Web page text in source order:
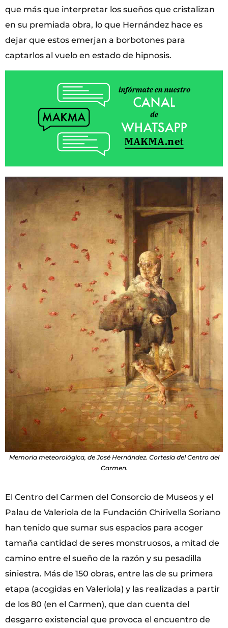
que más que interpretar los sueños que cristalizan
en su premiada obra, lo que Hernández hace es
dejar que estos emerjan a borbotones para
captarlos al vuelo en estado de hipnosis.
Memoria meteorológica, de José Hernández. Cortesía del Centro del
Carmen.
El Centro del Carmen del Consorcio de Museos y el
Palau de Valeriola de la Fundación Chirivella Soriano
han tenido que sumar sus espacios para acoger
tamaña cantidad de seres monstruosos, a mitad de
camino entre el sueño de la razón y su pesadilla
siniestra. Más de 150 obras, entre las de su primera
etapa (acogidas en Valeriola) y las realizadas a partir
de los 80 (en el Carmen), que dan cuenta del
desgarro existencial que provoca el encuentro de